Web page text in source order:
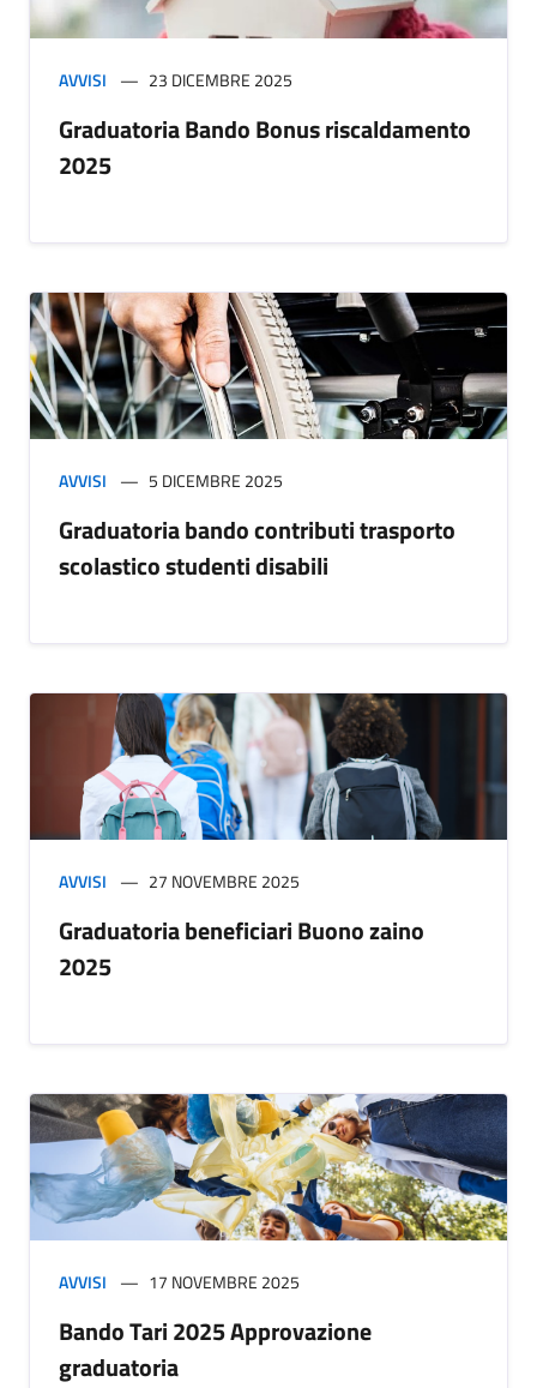
AVVISI 23 DICEMBRE 2025
Graduatoria Bando Bonus riscaldamento
2025
AVVISI 5 DICEMBRE 2025
Graduatoria bando contributi trasporto
scolastico studenti disabili
AVVISI 27 NOVEMBRE 2025
Graduatoria beneficiari Buono zaino
2025
AVVISI 17 NOVEMBRE 2025
Bando Tari 2025 Approvazione
graduatoria